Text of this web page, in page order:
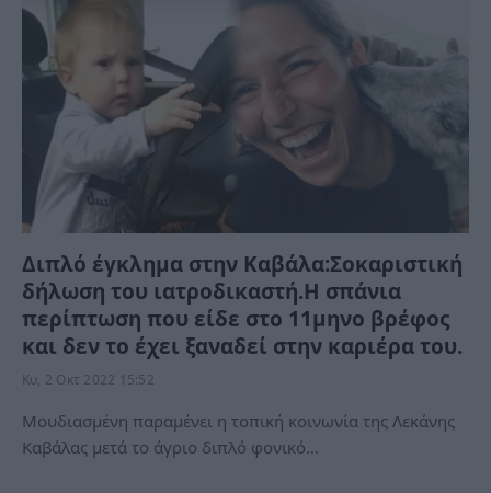
Διπλό έγκλημα στην Καβάλα:Σοκαριστική
δήλωση του ιατροδικαστή.Η σπάνια
περίπτωση που είδε στο 11μηνο βρέφος
και δεν το έχει ξαναδεί στην καριέρα του.
Κυ, 2 Οκτ 2022 15:52
Μουδιασμένη παραμένει η τοπική κοινωνία της Λεκάνης
Καβάλας μετά το άγριο διπλό φονικό…